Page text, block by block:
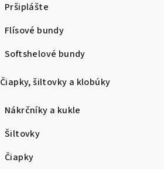
Pršiplášte
Flísové bundy
Softshelové bundy
Čiapky, šiltovky a klobúky
Nákrčníky a kukle
Šiltovky
Čiapky